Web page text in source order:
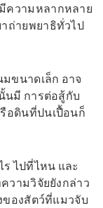
ความหลากหลาย
ถ่ายพยาธิทั่วไป
ขนาดเล็ก อาจ
นมี การต่อสู้กับ
อดินที่ปนเปื้อนก็
ไปที่ไหน และ
วามวิจัยยังกล่าว
ของสัตว์ที่แมวจับ